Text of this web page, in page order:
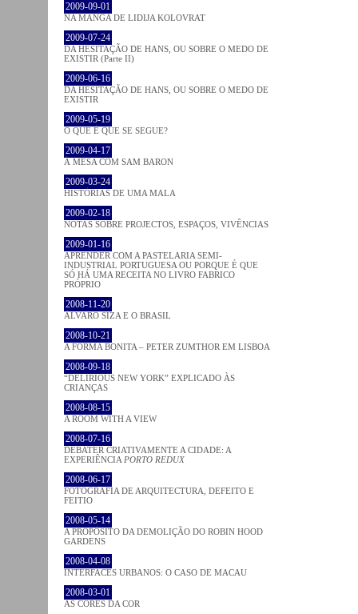
2009-09-01
NA MANGA DE LIDIJA KOLOVRAT
2009-07-24
DA HESITAÇÃO DE HANS, OU SOBRE O MEDO DE
EXISTIR (Parte II)
2009-06-16
DA HESITAÇÃO DE HANS, OU SOBRE O MEDO DE
EXISTIR
2009-05-19
O QUE É QUE SE SEGUE?
2009-04-17
À MESA COM SAM BARON
2009-03-24
HISTÓRIAS DE UMA MALA
2009-02-18
NOTAS SOBRE PROJECTOS, ESPAÇOS, VIVÊNCIAS
2009-01-16
APRENDER COM A PASTELARIA SEMI-
INDUSTRIAL PORTUGUESA OU PORQUE É QUE
SÓ HÁ UMA RECEITA NO LIVRO FABRICO
PRÓPRIO
2008-11-20
ÁLVARO SIZA E O BRASIL
2008-10-21
A FORMA BONITA – PETER ZUMTHOR EM LISBOA
2008-09-18
“DELIRIOUS NEW YORK” EXPLICADO ÀS
CRIANÇAS
2008-08-15
A ROOM WITH A VIEW
2008-07-16
DEBATER CRIATIVAMENTE A CIDADE: A
EXPERIÊNCIA PORTO REDUX
2008-06-17
FOTOGRAFIA DE ARQUITECTURA, DEFEITO E
FEITIO
2008-05-14
A PROPÓSITO DA DEMOLIÇÃO DO ROBIN HOOD
GARDENS
2008-04-08
INTERFACES URBANOS: O CASO DE MACAU
2008-03-01
AS CORES DA COR